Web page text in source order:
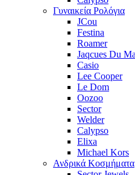
Γυναικεία Ρολόγια
JCou
Festina
Roamer
Jaqcues Du
Casio
Lee Cooper
Le Dom
Oozoo
Sector
Welder
Calypso
Elixa
Michael Kors
Ανδρικά Κοσμήματα